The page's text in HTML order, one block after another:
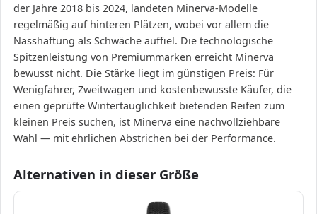
der Jahre 2018 bis 2024, landeten Minerva-Modelle
regelmäßig auf hinteren Plätzen, wobei vor allem die
Nasshaftung als Schwäche auffiel. Die technologische
Spitzenleistung von Premiummarken erreicht Minerva
bewusst nicht. Die Stärke liegt im günstigen Preis: Für
Wenigfahrer, Zweitwagen und kostenbewusste Käufer, die
einen geprüfte Wintertauglichkeit bietenden Reifen zum
kleinen Preis suchen, ist Minerva eine nachvollziehbare
Wahl — mit ehrlichen Abstrichen bei der Performance.
Alternativen in dieser Größe